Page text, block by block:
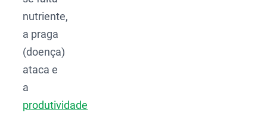
nutriente,
a praga
(doença)
ataca e
a
produtividade